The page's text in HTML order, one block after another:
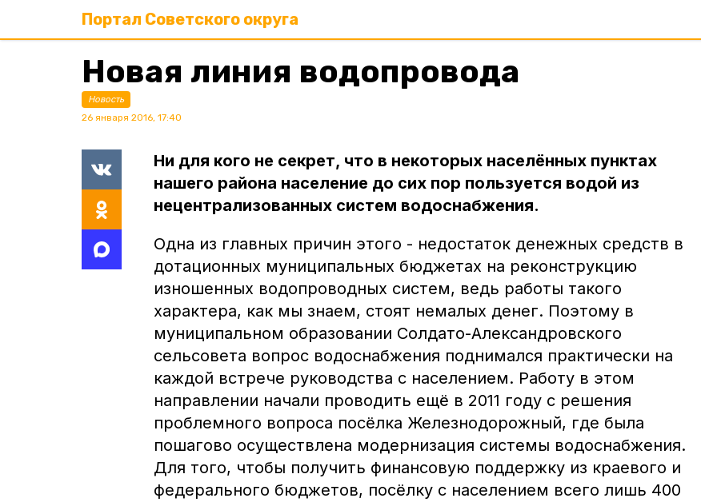
Портал Советского округа
Новая линия водопровода
Новость
26 января 2016, 17:40
Ни для кого не секрет, что в некоторых населённых пунктах
нашего района население до сих пор пользуется водой из
нецентрализованных систем водоснабжения.
Одна из главных причин этого - недостаток денежных средств в
дотационных муниципальных бюджетах на реконструкцию
изношенных водопроводных систем, ведь работы такого
характера, как мы знаем, стоят немалых денег. Поэтому в
муниципальном образовании Солдато-Александровского
сельсовета вопрос водоснабжения поднимался практически на
каждой встрече руководства с населением. Работу в этом
направлении начали проводить ещё в 2011 году с решения
проблемного вопроса посёлка Железнодорожный, где была
пошагово осуществлена модернизация системы водоснабжения.
Для того, чтобы получить финансовую поддержку из краевого и
федерального бюджетов, посёлку с населением всего лишь 400